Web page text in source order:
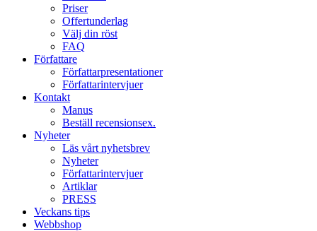
Priser
Offertunderlag
Välj din röst
FAQ
Författare
Författarpresentationer
Författarintervjuer
Kontakt
Manus
Beställ recensionsex.
Nyheter
Läs vårt nyhetsbrev
Nyheter
Författarintervjuer
Artiklar
PRESS
Veckans tips
Webbshop